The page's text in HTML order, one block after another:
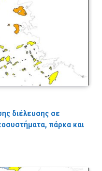
διέλευσης σε
πάρκα και